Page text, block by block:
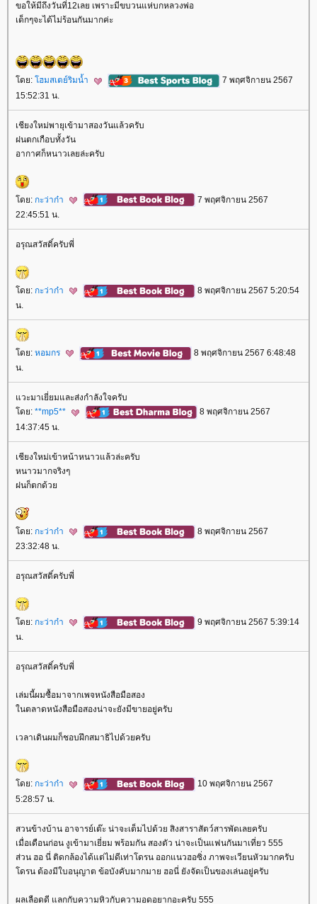
ขอให้มีถึงวันที่12เลย เพราะมีขบวนแห่บกหลวงพ่อ
เด็กๆจะได้ไม่ร้อนกันมากค่ะ
ดย: ฮมสเตย์ริมน้ำ
7 พฤศจิกายน 2567
15:52:31 น.
เชียงใหม่พายุเข้ามาสองวันแล้วครับ
ฝนตกเกือบทั้งวัน
อากาศก็หนาวเลยล่ะครับ
ดย: กะว่าก๋า
7 พฤศจิกายน 2567
22:45:51 น.
อรุณสวัสดิ์ครับพี่
ดย: กะว่าก๋า
8 พฤศจิกายน 2567 5:20:54
น.
ดย: หอมกร
8 พฤศจิกายน 2567 6:48:48
น.
วะมาเยี่ยมและส่งกำลังใจครับ
ดย: **mp5**
8 พฤศจิกายน 2567
14:37:45 น.
เชียงใหม่เข้าหน้าหนาวแล้วล่ะครับ
หนาวมากจริงๆ
ฝนก็ตกด้ว
ดย: กะว่าก๋า
8 พฤศจิกายน 2567
23:32:48 น.
อรุณสวัสดิ์ครับพี่
ดย: กะว่าก๋า
9 พฤศจิกายน 2567 5:39:14
น.
อรุณสวัสดิ์ครับพี่
เล่มนี้ผมซื้อมาจากเพจหนังสือมือสอง
นตลาดหนังสือมือสองน่าจะยังมีขายอยู่ครับ
เวลาเดินผมก็ชอบฝึกสมาธิไปด้วยครับ
ดย: กะว่าก๋า
10 พฤศจิกายน 2567
5:28:57 น.
สวนข้างบ้าน อาจารย์เต๊ะ น่าจะเต็มไปด้วย สิงสาราสัตว์สารพัดเลยครับ
เมื่อเดือนก่อน งูเข้ามาเยี่ยม พร้อมกัน สองตัว น่าจะเป็นแฟนกันมาเที่ยว 555
ส่วน ฮอ นี่ ติดกล้องได้แต่ไม่ดีเท่าโดรน ออกแนวฮอซิ่ง ภาพจะเวียนหัวมากครับ
ดรน ต้องมีใบอนุญาต ข้อบังคับมากมาย ฮอนี่ ยังจัดเป็นของเล่นอยู่ครับ
ผลเลือดดี แลกกับความหิวกับความอดอยากอะครับ 555